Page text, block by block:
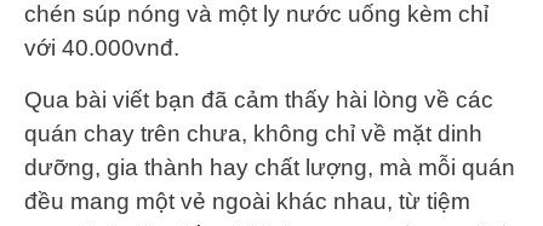
chén súp nóng và một ly nước uống kèm chỉ
với 40.000vnđ.
Qua bài viết bạn đã cảm thấy hài lòng về các
quán chay trên chưa, không chỉ về mặt dinh
dưỡng, gia thành hay chất lượng, mà mỗi quán
đều mang một vẻ ngoài khác nhau, từ tiệm